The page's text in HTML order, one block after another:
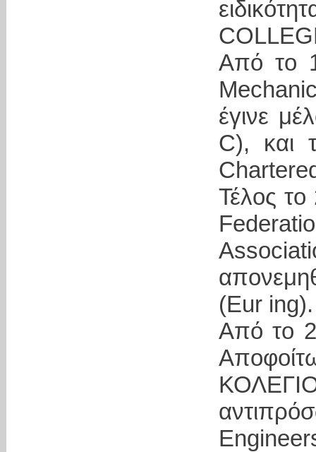
Από το
έγινε
C), και
Τέλος το
(Eur
Από το